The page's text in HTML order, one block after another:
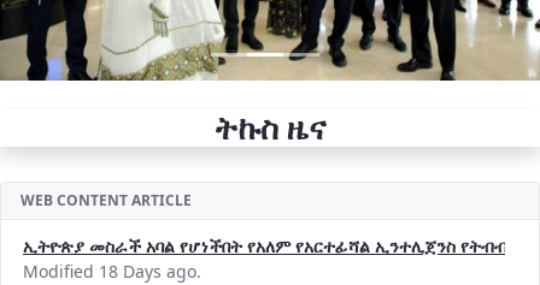
ትኩስ ዜና
WEB CONTENT ARTICLE
ኢትዮጵያ መስራች አባል የሆነችበት የአለም የአርተፊሻል ኢንተሊጀንስ የትብብር
Modified 18 Days ago.